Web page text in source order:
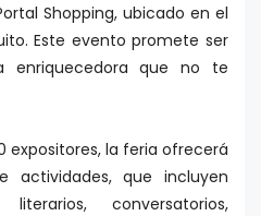
Shopping, ubicado en el
Este evento promete ser
enriquecedora que no te
expositores, la feria ofrecerá
actividades, que incluyen
conversatorios,